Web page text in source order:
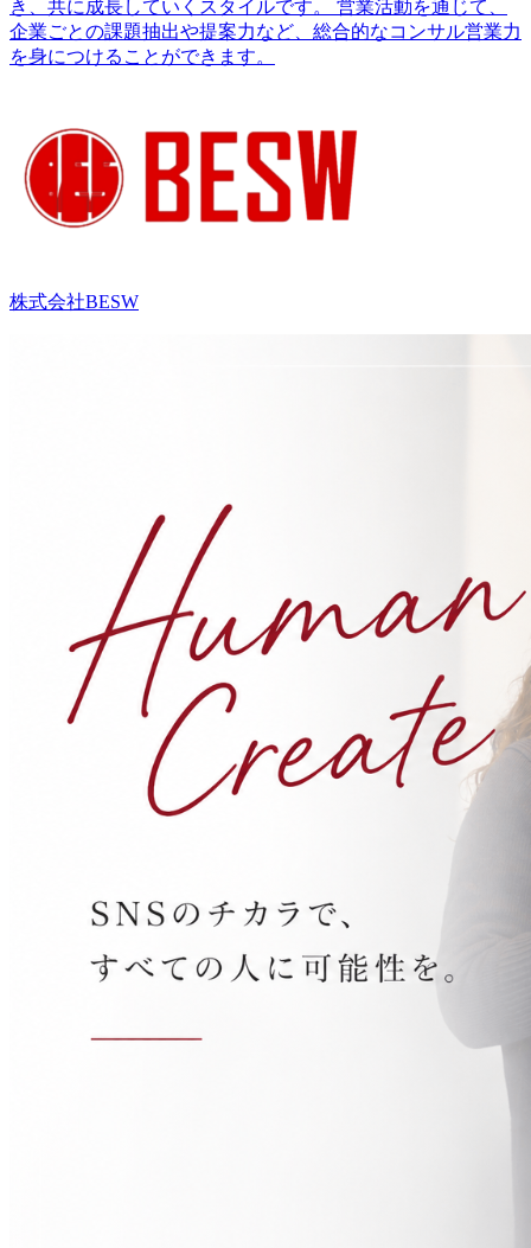
き、共に成長していくスタイルです。 営業活動を通じて、
企業ごとの課題抽出や提案力など、総合的なコンサル営業力
を身につけることができます。
株式会社BESW